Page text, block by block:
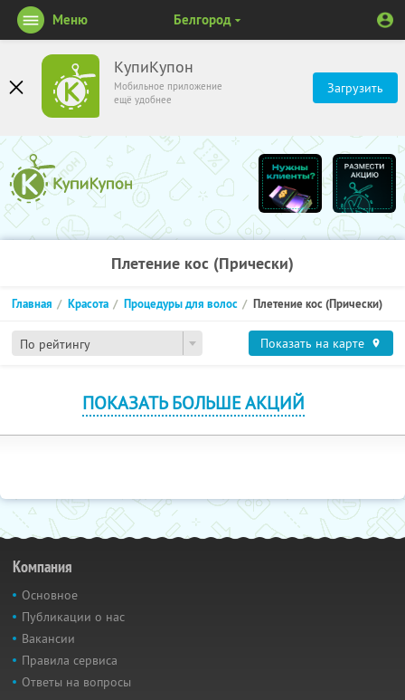
КупиКупон
Мобильное приложение
ещё удобнее
Загрузить
Меню Белгород
Плетение кос (Прически)
По рейтингу
Главная Красота Процедуры для волос Плетение кос (Прически)
Показать на карте
ПОКАЗАТЬ БОЛЬШЕ АКЦИЙ
Компания
Основное
Публикации о нас
Вакансии
Правила сервиса
Ответы на вопросы